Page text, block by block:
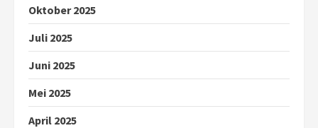
Oktober 2025
Juli 2025
Juni 2025
Mei 2025
April 2025